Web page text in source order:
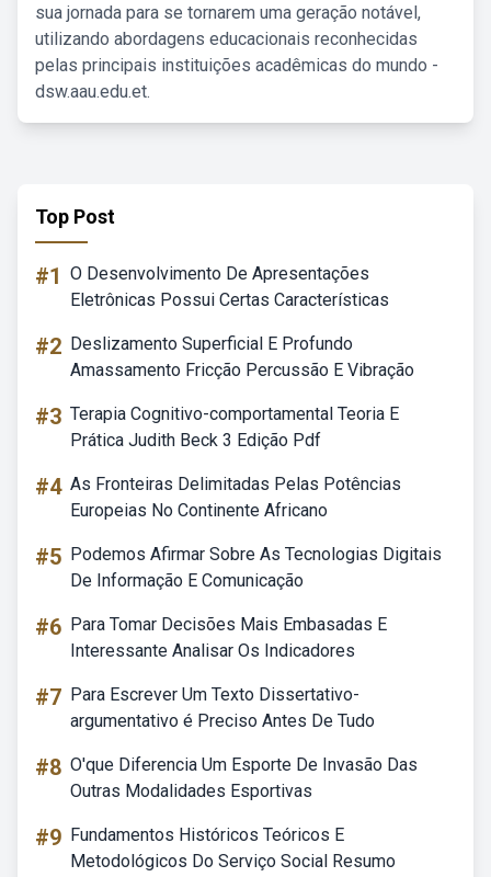
sua jornada para se tornarem uma geração notável,
utilizando abordagens educacionais reconhecidas
pelas principais instituições acadêmicas do mundo -
dsw.aau.edu.et.
Top Post
#1 O Desenvolvimento De Apresentações
Eletrônicas Possui Certas Características
#2 Deslizamento Superficial E Profundo
Amassamento Fricção Percussão E Vibração
#3 Terapia Cognitivo-comportamental Teoria E
Prática Judith Beck 3 Edição Pdf
#4 As Fronteiras Delimitadas Pelas Potências
Europeias No Continente Africano
#5 Podemos Afirmar Sobre As Tecnologias Digitais
De Informação E Comunicação
#6 Para Tomar Decisões Mais Embasadas E
Interessante Analisar Os Indicadores
#7 Para Escrever Um Texto Dissertativo-
argumentativo é Preciso Antes De Tudo
#8 O'que Diferencia Um Esporte De Invasão Das
Outras Modalidades Esportivas
#9 Fundamentos Históricos Teóricos E
Metodológicos Do Serviço Social Resumo